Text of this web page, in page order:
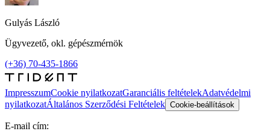
Gulyás László
Ügyvezető, okl. gépészmérnök
(+36) 70-435-1866
ImpresszumCookie nyilatkozatGaranciális feltételekAdatvédelmi
nyilatkozatÁltalános Szerződési Feltételek Cookie-beállítások
E-mail cím: